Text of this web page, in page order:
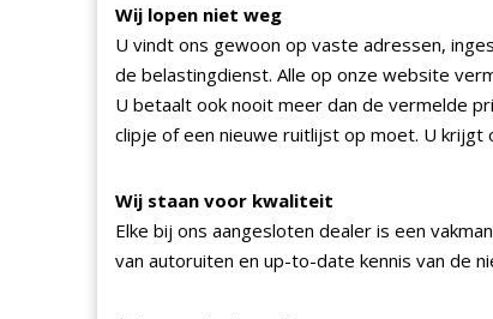
Wij lopen niet weg
U vindt ons gewoon op vaste adressen,
de belastingdienst. Alle op onze website
U betaalt ook nooit meer dan de vermelde
clipje of een nieuwe ruitlijst op moet. U
Wij staan voor kwaliteit
Elke bij ons aangesloten dealer is een
van autoruiten en up-to-date kennis van de